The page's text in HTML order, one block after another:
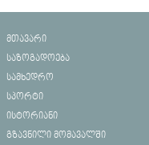
მთავარი
საზოგადოება
სამხედრო
სპორტი
ისტორიანი
გზავნილი მომავალში